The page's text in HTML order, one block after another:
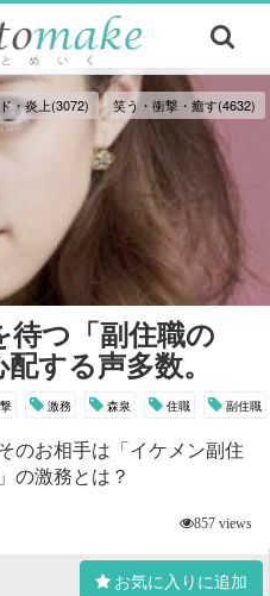
・炎上(3072) 笑う・衝撃・癒す(4632)
つ「副住職の
する声多数。
激務 森泉 住職 副住職
のお相手は「イケメン副住
の激務とは？
857 views
お気に入りに追加